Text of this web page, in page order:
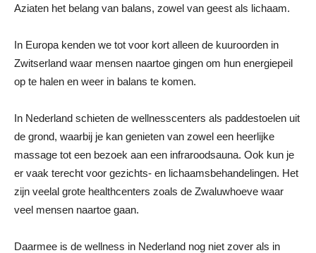
Aziaten het belang van balans, zowel van geest als lichaam.
In Europa kenden we tot voor kort alleen de kuuroorden in
Zwitserland waar mensen naartoe gingen om hun energiepeil
op te halen en weer in balans te komen.
In Nederland schieten de wellnesscenters als paddestoelen uit
de grond, waarbij je kan genieten van zowel een heerlijke
massage tot een bezoek aan een infraroodsauna. Ook kun je
er vaak terecht voor gezichts- en lichaamsbehandelingen. Het
zijn veelal grote healthcenters zoals de Zwaluwhoeve waar
veel mensen naartoe gaan.
Daarmee is de wellness in Nederland nog niet zover als in